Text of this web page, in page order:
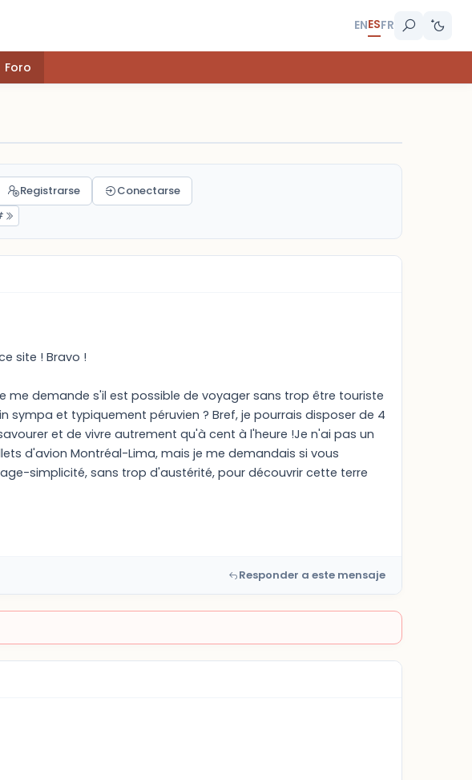
ENESFR
Foro
Registrarse
Conectarse
site ! Bravo !
me demande s'il est possible de voyager sans trop être touriste
et typiquement péruvien ? Bref, je pourrais disposer de 4
et de vivre autrement qu'à cent à l'heure !Je n'ai pas un
d'avion Montréal-Lima, mais je me demandais si vous
simplicité, sans trop d'austérité, pour découvrir cette terre
Responder a este mensaje